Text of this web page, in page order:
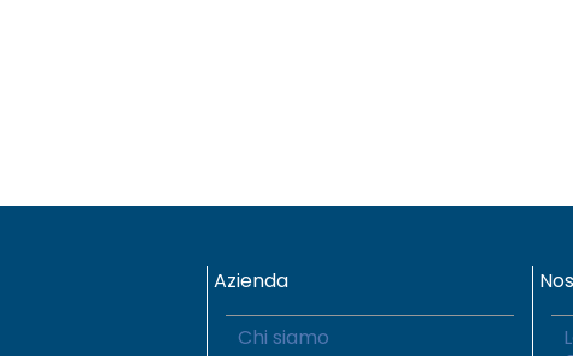
Azienda
Chi siamo